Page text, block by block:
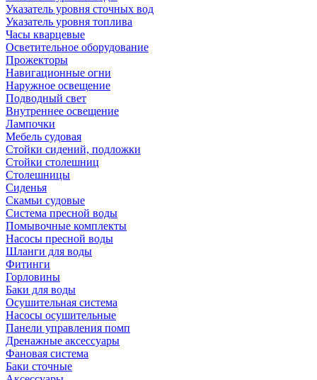
Указатель уровня сточных вод
Указатель уровня топлива
Часы кварцевые
Осветительное оборудование
Прожекторы
Навигационные огни
Наружное освещение
Подводный свет
Внутреннее освещение
Лампочки
Мебель судовая
Стойки сидений, подложки
Стойки столешниц
Столешницы
Сиденья
Скамьи судовые
Система пресной воды
Помывочные комплекты
Насосы пресной воды
Шланги для воды
Фитинги
Горловины
Баки для воды
Осушительная система
Насосы осушительные
Панели управления помп
Дренажные аксессуары
Фановая система
Баки сточные